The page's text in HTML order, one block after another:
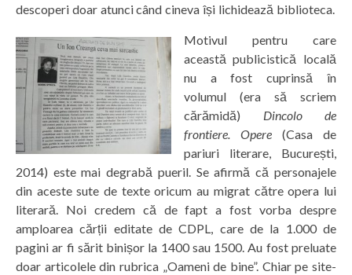
descoperi doar atunci când cineva își lichidează biblioteca.
Motivul pentru care
această publicistică locală
nu a fost cuprinsă în
volumul (era să scriem
cărămidă) Dincolo de
frontiere. Opere (Casa de
pariuri literare, București,
2014) este mai degrabă pueril. Se afirmă că personajele
din aceste sute de texte oricum au migrat către opera lui
literară. Noi credem că de fapt a fost vorba despre
amploarea cărții editate de CDPL, care de la 1.000 de
pagini ar fi sărit binișor la 1400 sau 1500. Au fost preluate
doar articolele din rubrica „Oameni de bine”. Chiar pe site-